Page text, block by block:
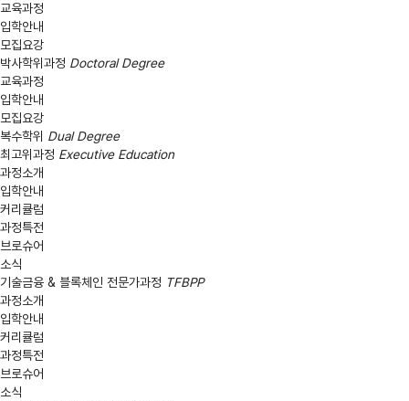
교육과정
입학안내
모집요강
박사학위과정 Doctoral Degree
교육과정
입학안내
모집요강
복수학위 Dual Degree
최고위과정 Executive Education
과정소개
입학안내
커리큘럼
과정특전
브로슈어
소식
기술금융 & 블록체인 전문가과정 TFBPP
과정소개
입학안내
커리큘럼
과정특전
브로슈어
소식